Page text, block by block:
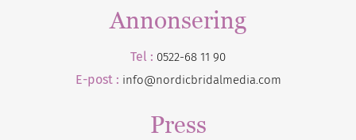
Annonsering
Tel : 0522-68 11 90
E-post : info@nordicbridalmedia.com
Press